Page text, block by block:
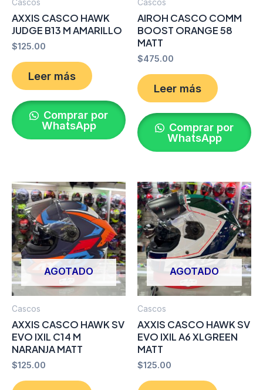
AXXIS CASCO HAWK
JUDGE B13 M AMARILLO
$125.00
Leer más
Comprar por
WhatsApp
AIROH CASCO COMM
BOOST ORANGE 58
MATT
$475.00
Leer más
Comprar por
WhatsApp
AGOTADO
Cascos
AXXIS CASCO HAWK SV
EVO IXIL C14 M
NARANJA MATT
$125.00
AGOTADO
Cascos
AXXIS CASCO HAWK SV
EVO IXIL A6 XLGREEN
MATT
$125.00